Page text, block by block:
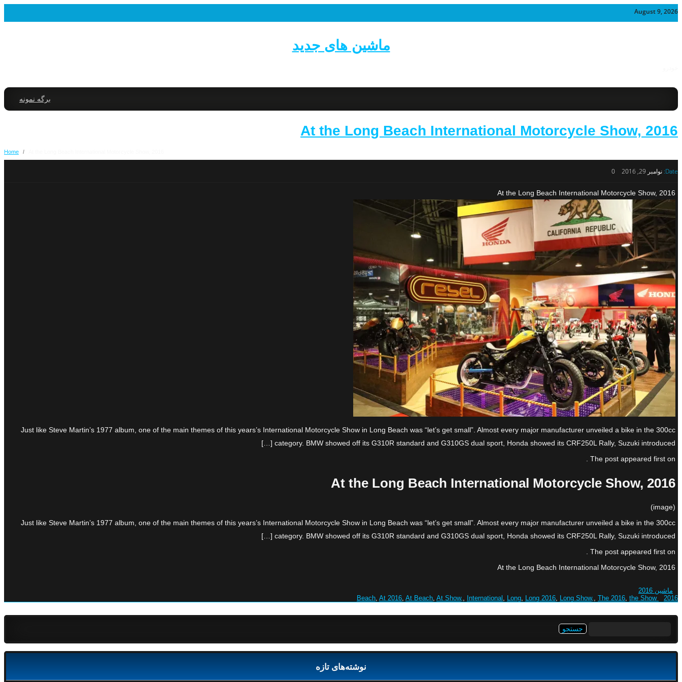
August 9, 2026
ماشین های جدید
برگه نمونه
At the Long Beach International Motorcycle Show, 2016
Home /
Date: نوامبر 29, 2016 0
At the Long Beach International Motorcycle Show, 2016
Just like Steve Martin’s 1977 album, one of the main themes of this years’s International Motorcycle Show in Long Beach was “let’s get small”. Almost every major manufacturer unveiled a bike in the 300cc
category. BMW showed off its G310R standard and G310GS dual sport, Honda showed its CRF250L Rally, Suzuki introduced […]
The post appeared first on .
At the Long Beach International Motorcycle Show, 2016
(image)
Just like Steve Martin’s 1977 album, one of the main themes of this years’s International Motorcycle Show in Long Beach was “let’s get small”. Almost every major manufacturer unveiled a bike in the 300cc
category. BMW showed off its G310R standard and G310GS dual sport, Honda showed its CRF250L Rally, Suzuki introduced […]
The post appeared first on .
At the Long Beach International Motorcycle Show, 2016
ماشین 2016
2016 Beach
, At 2016, At Beach, At Show,, International , Long, Long 2016, Long Show,, The 2016, the Show
نوشته‌های تازه